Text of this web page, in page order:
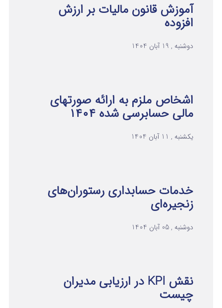
آموزش قانون مالیات بر ارزش
افزوده
دوشنبه , 19 آبان 1404
اشخاص ملزم به ارائه صورتهای
مالی حسابرسی شده ۱۴۰۴
یکشنبه , 11 آبان 1404
خدمات حسابداری رستوران‌های
زنجیره‌ای
دوشنبه , 05 آبان 1404
نقش KPI در ارزیابی مدیران
چیست